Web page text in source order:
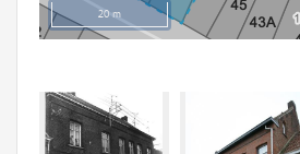
20 m